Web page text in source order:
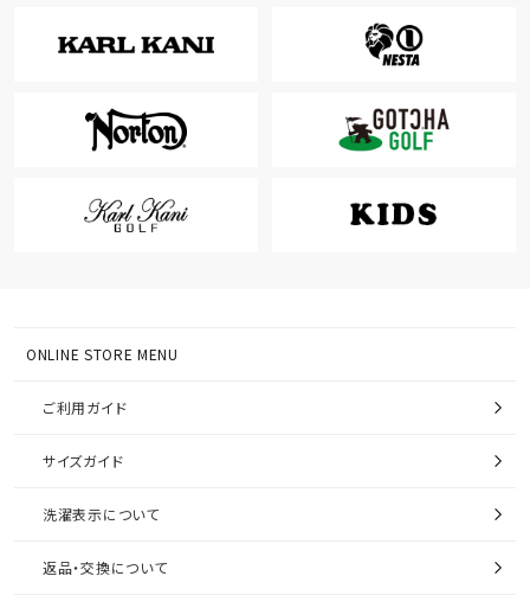
ONLINE STORE MENU
ご利用ガイド
サイズガイド
洗濯表示について
返品・交換について